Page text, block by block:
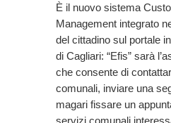
È il nuovo sistema
Management integrato
del cittadino sul portale
di Cagliari: “Efis” sarà
che consente di
comunali, inviare una
magari fissare un
servizi comunali